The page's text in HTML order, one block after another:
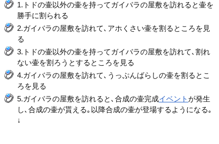
1.トドの壷以外の壷を持ってガイバラの屋敷を訪れると壷を
勝手に割られる
2.ガイバラの屋敷を訪れて､アホくさい壷を割るところを見
る
3.トドの壷以外の壷を持ってガイバラの屋敷を訪れて､割れ
ない壷を割ろうとするところを見る
4.ガイバラの屋敷を訪れて､うっぷんばらしの壷を割るとこ
ろを見る
5.ガイバラの屋敷を訪れると､合成の壷完成イベント が発生
し､合成の壷が貰える｡以降合成の壷が登場するようになる｡
↓